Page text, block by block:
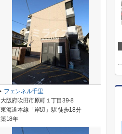
フェンネル千里
大阪府吹田市原町１丁目39-8
東海道本線「岸辺」駅 徒歩18分
築18年